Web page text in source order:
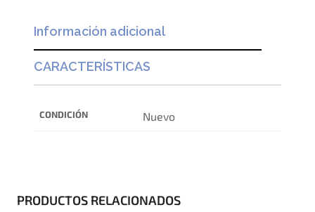
Información adicional
CARACTERÍSTICAS
CONDICIÓN Nuevo
PRODUCTOS RELACIONADOS